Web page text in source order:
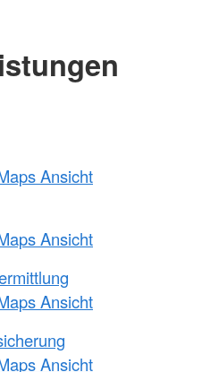
Ansicht
Ansicht
Ansicht
Ansicht